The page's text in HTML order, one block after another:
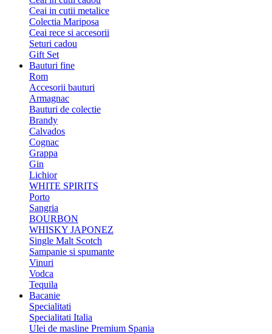
Ceai in cutii metalice
Colectia Mariposa
Ceai rece si accesorii
Seturi cadou
Gift Set
Bauturi fine
Rom
Accesorii bauturi
Armagnac
Bauturi de colectie
Brandy
Calvados
Cognac
Grappa
Gin
Lichior
WHITE SPIRITS
Porto
Sangria
BOURBON
WHISKY JAPONEZ
Single Malt Scotch
Sampanie si spumante
Vinuri
Vodca
Tequila
Bacanie
Specialitati
Specialitati Italia
Ulei de masline Premium Spania